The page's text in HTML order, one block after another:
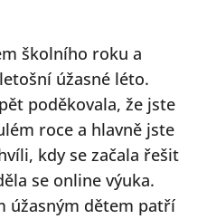
školního roku a
úžasné léto.
poděkovala, že jste
roce a hlavně jste
kdy se začala řešit
se online výuka.
úžasným dětem patří